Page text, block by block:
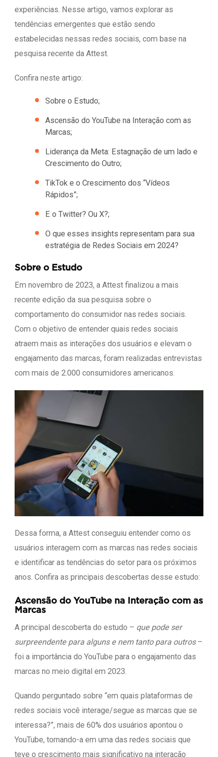
experiências. Nesse artigo, vamos explorar as
tendências emergentes que estão sendo
estabelecidas nessas redes sociais, com base na
pesquisa recente da Attest.
Confira neste artigo:
Sobre o Estudo;
Ascensão do YouTube na Interação com as
Marcas;
Liderança da Meta: Estagnação de um lado e
Crescimento do Outro;
TikTok e o Crescimento dos “Vídeos
Rápidos”;
E o Twitter? Ou X?;
O que esses insights representam para sua
estratégia de Redes Sociais em 2024?
Sobre o Estudo
Em novembro de 2023, a Attest finalizou a mais
recente edição da sua pesquisa sobre o
comportamento do consumidor nas redes sociais.
Com o objetivo de entender quais redes sociais
atraem mais as interações dos usuários e elevam o
engajamento das marcas, foram realizadas entrevistas
com mais de 2.000 consumidores americanos.
Dessa forma, a Attest conseguiu entender como os
usuários interagem com as marcas nas redes sociais
e identificar as tendências do setor para os próximos
anos. Confira as principais descobertas desse estudo:
Ascensão do YouTube na Interação com as
Marcas
A principal descoberta do estudo – que pode ser
surpreendente para alguns e nem tanto para outros–
foi a importância do YouTube para o engajamento das
marcas no meio digital em 2023.
Quando perguntado sobre “em quais plataformas de
redes sociais você interage/segue as marcas que se
interessa?”, mais de 60% dos usuários apontou o
YouTube, tornando-a em uma das redes sociais que
teve o crescimento mais significativo na interação